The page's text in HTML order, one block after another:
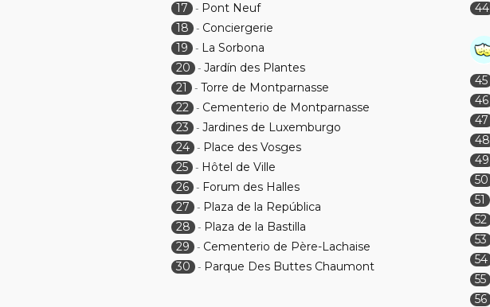
17
- Pont Neuf
18
- Conciergerie
19
- La Sorbona
20
-Jardín des Plantes
21
- Torre de Montparnasse
22 - Cementerio de Montparnasse
23
-Jardines de Luxemburgo
24 - Place des Vosges
25 - Hôtel de Ville
26 - Forum des Halles
27
- Plaza de la República
28
- Plaza de la Bastilla
29
- Cementerio de Père-Lachaise
30
- Parque Des Buttes Chaumont
44
45
46
47
48
49
50
51
52
53
54
55
56